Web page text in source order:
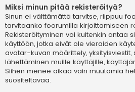
Miksi minun pitää rekisteröityä?
Sinun ei välttämättä tarvitse, riippuu
tarvitaanko foorumilla kirjoittamiseen
Rekisteröityminen voi kuitenkin antaa
käyttöön, jotka eivät ole vieraiden
avatar-kuvan määrittely, yksityisviestit,
lähettäminen muille käyttäjille,
Siihen menee aikaa vain muutamia
suositeltavaa.